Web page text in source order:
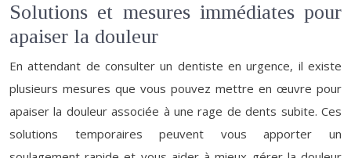
Solutions et mesures immédiates pour
apaiser la douleur
En attendant de consulter un dentiste en urgence, il existe
plusieurs mesures que vous pouvez mettre en œuvre pour
apaiser la douleur associée à une rage de dents subite. Ces
solutions temporaires peuvent vous apporter un